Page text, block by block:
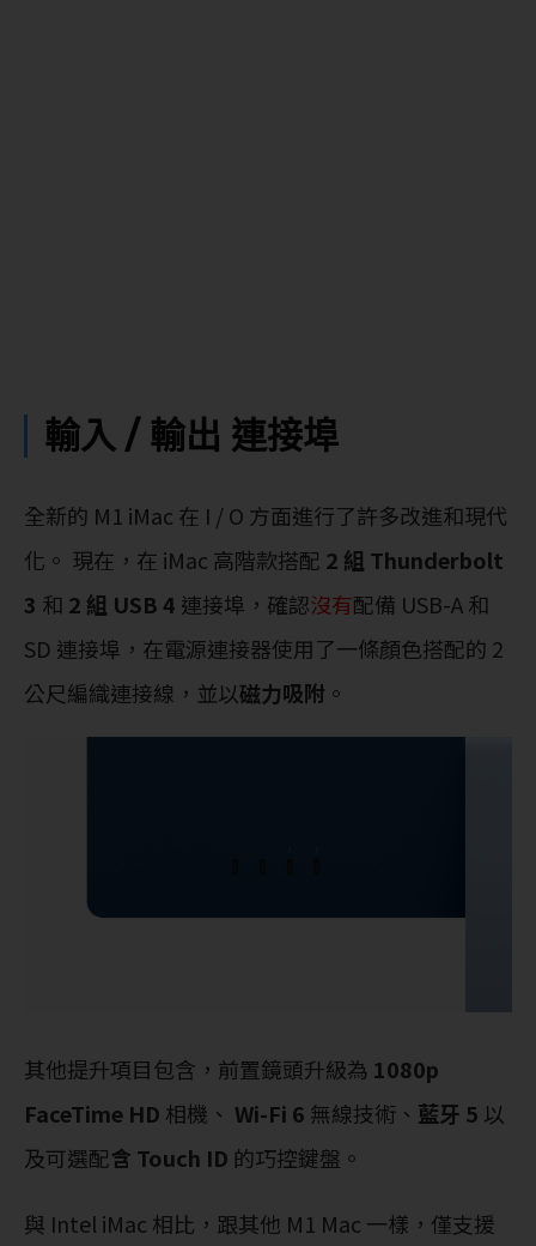
輸入 / 輸出 連接埠
全新的 M1 iMac 在 I / O 方面進行了許多改進和現代
化。 現在，在 iMac 高階款搭配 2 組 Thunderbolt
3 和 2 組 USB 4 連接埠，確認沒有配備 USB-A 和
SD 連接埠，在電源連接器使用了一條顏色搭配的 2
公尺編織連接線，並以磁力吸附 。
其他提升項目包含，前置鏡頭升級為 1080p
FaceTime HD 相機、 Wi-Fi 6 無線技術、 藍牙 5 以
及可選配含 Touch ID 的巧控鍵盤。
與 Intel iMac 相比，跟其他 M1 Mac 一樣，僅支援